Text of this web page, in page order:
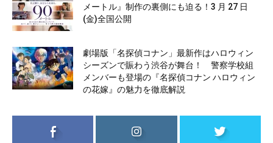
メートル』制作の裏側にも迫る！3 月 27 日
(金)全国公開
劇場版「名探偵コナン」最新作はハロウィン
シーズンで賑わう渋谷が舞台！ 警察学校組
メンバーも登場の『名探偵コナン ハロウィン
の花嫁』の魅力を徹底解説